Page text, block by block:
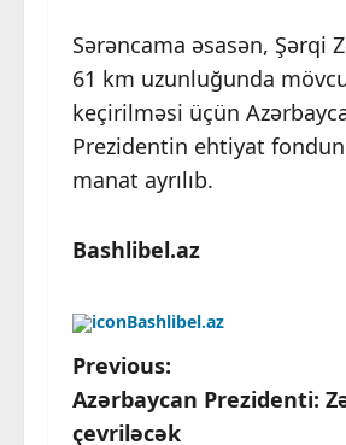
Sərəncama əsasən,
61 km uzunluğunda
keçirilməsi üçün
Prezidentin ehtiyat
manat ayrılıb.
Bashlibel.az
Bashlibel.az
P
o
Previous:
Azərbaycan Prezidenti:
çevriləcək